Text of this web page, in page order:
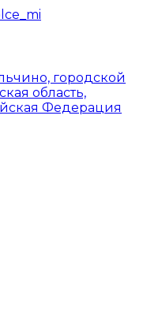
городской
область,
Федерация